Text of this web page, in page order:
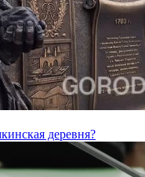
деревня?